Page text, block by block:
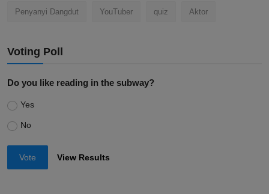
Penyanyi Dangdut YouTuber quiz Aktor
Voting Poll
Do you like reading in the subway?
Yes
No
Vote View Results